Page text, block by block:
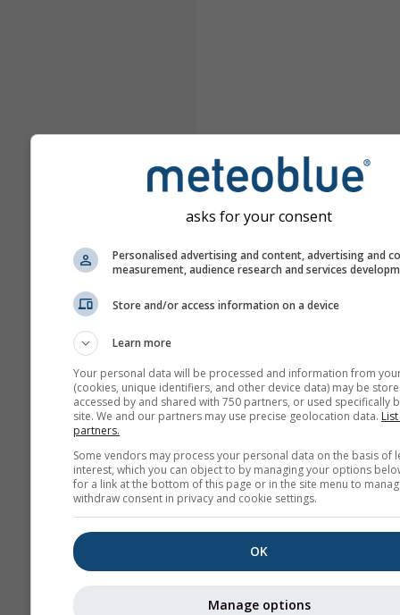
asks for your consent
Personalised advertising and content, advertising and
measurement, audience research and services
Store and/or access information on a device
Learn more
Your personal data will be processed and information from
(cookies, unique identifiers, and other device data) may be
accessed by and shared with 750 partners, or used specifically
site. We and our partners may use precise geolocation data.
partners.
Some vendors may process your personal data on the basis of
interest, which you can object to by managing your options
for a link at the bottom of this page or in the site menu to
withdraw consent in privacy and cookie settings.
OK
Manage options